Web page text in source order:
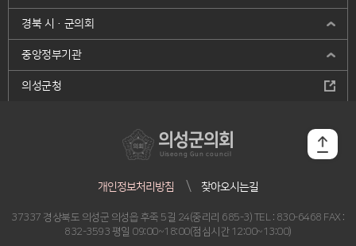
경북 시·군의회
중앙정부기관
의성군청
의성군의회
Uiseong Gun council
개인정보처리방침 찾아오시는길
37337 경상북도 의성군 의성읍 후죽 5길 24(중리리 685-3) TEL : 830-6468 FAX :
832-3593 평일 09:00~18:00(점심시간 12:00~13:00)